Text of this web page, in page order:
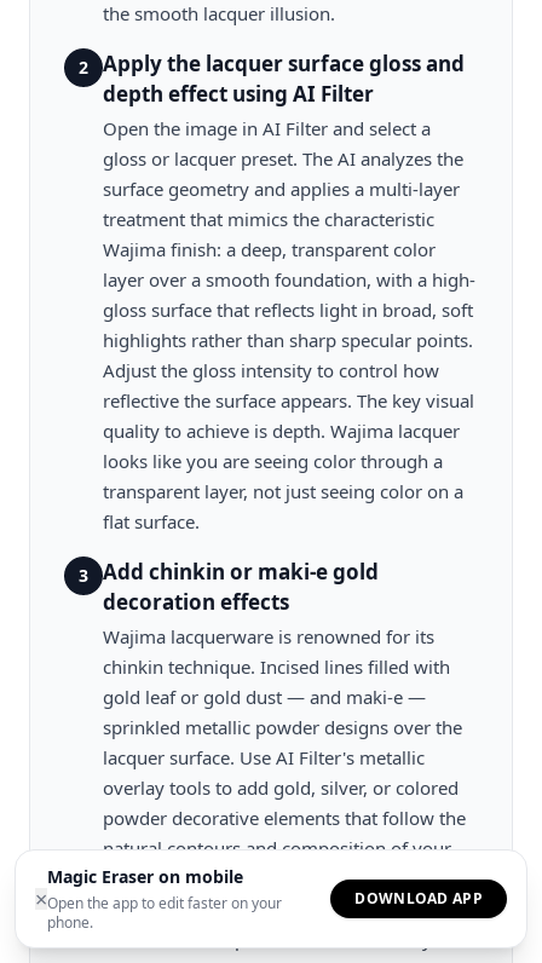
×
Magic Eraser on mobile
Open the app to edit faster on your
phone.
DOWNLOAD APP
the smooth lacquer illusion.
2
Apply the lacquer surface gloss and
depth effect using AI Filter
Open the image in AI Filter and select a
gloss or lacquer preset. The AI analyzes the
surface geometry and applies a multi-layer
treatment that mimics the characteristic
Wajima finish: a deep, transparent color
layer over a smooth foundation, with a high-
gloss surface that reflects light in broad, soft
highlights rather than sharp specular points.
Adjust the gloss intensity to control how
reflective the surface appears. The key visual
quality to achieve is depth. Wajima lacquer
looks like you are seeing color through a
transparent layer, not just seeing color on a
flat surface.
3
Add chinkin or maki-e gold
decoration effects
Wajima lacquerware is renowned for its
chinkin technique. Incised lines filled with
gold leaf or gold dust — and maki-e —
sprinkled metallic powder designs over the
lacquer surface. Use AI Filter's metallic
overlay tools to add gold, silver, or colored
powder decorative elements that follow the
natural contours and composition of your
image. For chinkin-style effects, apply fine
gold line work along edges and structural